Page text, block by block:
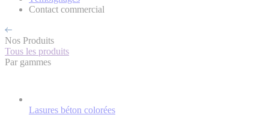
Contact commercial
Nos Produits
Tous les produits
Par gammes
Lasures béton colorées